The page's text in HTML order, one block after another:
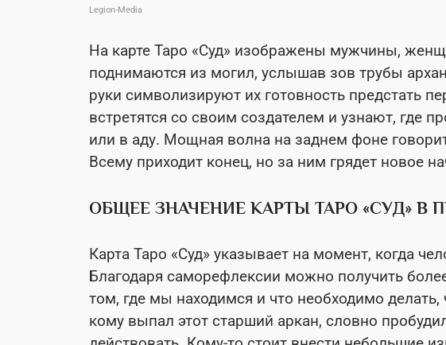
Legion-Media
На карте Таро «Суд» изображены мужчины,
поднимаются из могил, услышав зов трубы
руки символизируют их готовность предстать
встретятся со своим создателем и узнают, где
или в аду. Мощная волна на заднем фоне
Всему приходит конец, но за ним грядет новое
ОБЩЕЕ ЗНАЧЕНИЕ КАРТЫ ТАРО «СУД»
Карта Таро «Суд» указывает на момент, когда
Благодаря саморефлексии можно получить
том, где мы находимся и что необходимо делать,
кому выпал этот старший аркан, словно